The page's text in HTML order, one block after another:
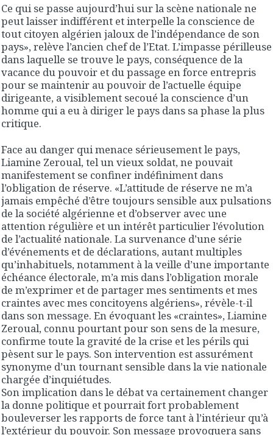
Ce qui se passe aujourd’hui sur la scène nationale ne
peut laisser indifférent et interpelle la conscience de
tout citoyen algérien jaloux de l’indépendance de son
pays», relève l’ancien chef de l’Etat. L’impasse périlleuse
dans laquelle se trouve le pays, conséquence de la
vacance du pouvoir et du passage en force entrepris
pour se maintenir au pouvoir de l’actuelle équipe
dirigeante, a visiblement secoué la conscience d’un
homme qui a eu à diriger le pays dans sa phase la plus
critique.
Face au danger qui menace sérieusement le pays,
Liamine Zeroual, tel un vieux soldat, ne pouvait
manifestement se confiner indéfiniment dans
l’obligation de réserve. «L’attitude de réserve ne m’a
jamais empêché d’être toujours sensible aux pulsations
de la société algérienne et d’observer avec une
attention régulière et un intérêt particulier l’évolution
de l’actualité nationale. La survenance d’une série
d’événements et de déclarations, autant multiples
qu’inhabituels, notamment à la veille d’une importante
échéance électorale, m’a mis dans l’obligation morale
de m’exprimer et de partager mes sentiments et mes
craintes avec mes concitoyens algériens», révèle-t-il
dans son message. En évoquant les «craintes», Liamine
Zeroual, connu pourtant pour son sens de la mesure,
confirme toute la gravité de la crise et les périls qui
pèsent sur le pays. Son intervention est assurément
synonyme d’un tournant sensible dans la vie nationale
chargée d’inquiétudes.
Son implication dans le débat va certainement changer
la donne politique et pourrait fort probablement
bouleverser les rapports de force tant à l’intérieur qu’à
l’extérieur du pouvoir. Son message provoquera sans